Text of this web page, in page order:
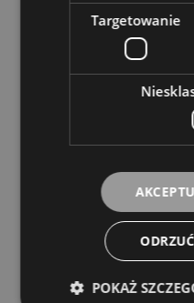
Targetowanie
POKAŻ